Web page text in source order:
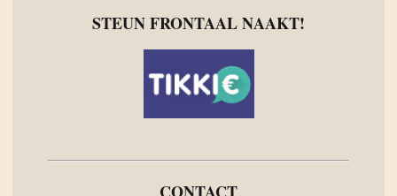
STEUN FRONTAAL NAAKT!